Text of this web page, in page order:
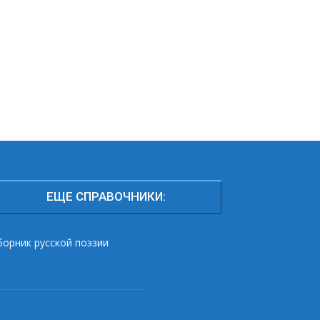
ЕЩЕ СПРАВОЧНИКИ:
русской поэзии